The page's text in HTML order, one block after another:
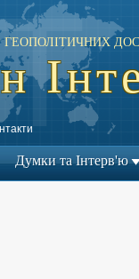
Думки та Інтерв'ю